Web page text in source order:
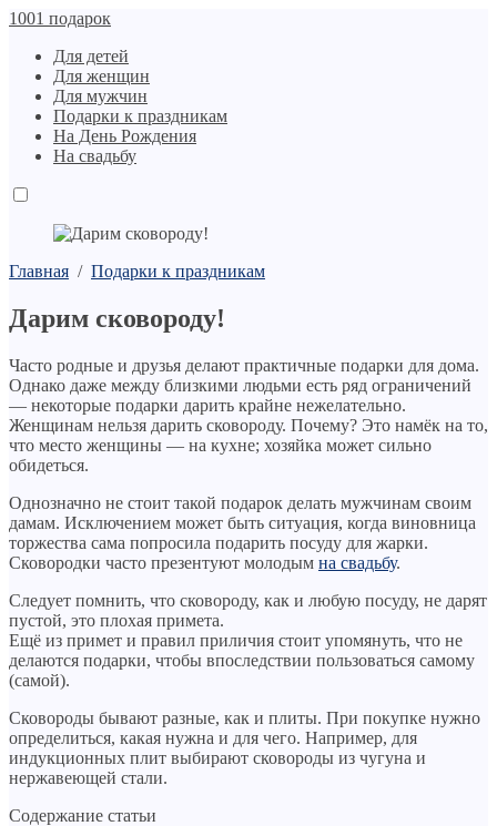
1001 подарок
Для детей
Для женщин
Для мужчин
Подарки к праздникам
На День Рождения
На свадьбу
Главная / Подарки к праздникам
Дарим сковороду!
Часто родные и друзья делают практичные подарки для дома.
Однако даже между близкими людьми есть ряд ограничений
— некоторые подарки дарить крайне нежелательно.
Женщинам нельзя дарить сковороду. Почему? Это намёк на то,
что место женщины — на кухне; хозяйка может сильно
обидеться.
Однозначно не стоит такой подарок делать мужчинам своим
дамам. Исключением может быть ситуация, когда виновница
торжества сама попросила подарить посуду для жарки.
Сковородки часто презентуют молодым на свадьбу.
Следует помнить, что сковороду, как и любую посуду, не дарят
пустой, это плохая примета.
Ещё из примет и правил приличия стоит упомянуть, что не
делаются подарки, чтобы впоследствии пользоваться самому
(самой).
Сковороды бывают разные, как и плиты. При покупке нужно
определиться, какая нужна и для чего. Например, для
индукционных плит выбирают сковороды из чугуна и
нержавеющей стали.
Содержание статьи